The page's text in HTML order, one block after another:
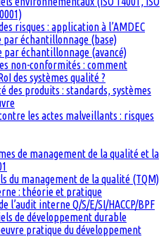
risques : application à l’AMDEC
par échantillonnage (base)
par échantillonnage (avancé)
non-conformités : comment
des systèmes qualité ?
des produits : standards, systèmes
les actes malveillants : risques
de management de la qualité et la
du management de la qualité (TQM)
: théorie et pratique
l’audit interne Q/S/E/SI/HACCP/BPF
de développement durable
pratique du développement